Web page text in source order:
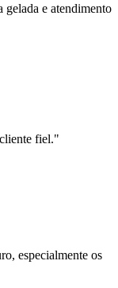
gelada e atendimento
fiel."
especialmente os